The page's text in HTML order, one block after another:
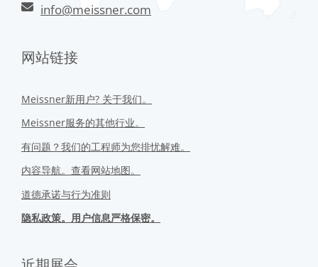
info@meissner.com
网站链接
Meissner新用户? 关于我们。
Meissner服务的其他行业。
有问题？我们的工程师为您排忧解难。
内容导航。查看网站地图。
道德承诺与行为准则
隐私政策。用户信息严格保密。